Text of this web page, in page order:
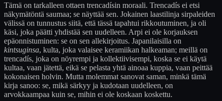
Tämä on tarkalleen ottaen trencadísin moraali. Trencadís ei etsi
näkymätöntä saumaa; se näyttää sen. Jokainen laastilinja sirpaleiden
välissä on tunnustus siitä, että tässä tapahtui rikkoutuminen, ja oli
käsi, joka päätti yhdistää sen uudelleen. Arpi ei ole korjauksen
epäonnistuminen: se on sen allekirjoitus. Japanilaisilla on
kintsuginsa, kulta, joka valaisee keramiikan halkeaman; meillä on
trencadís, joka on nöyrempi ja kollektiivisempi, koska se ei käytä
kultaa, vaan jätettä, eikä se pelasta yhtä ainoaa kuppia, vaan peittää
kokonaisen holvin. Mutta molemmat sanovat saman, minkä tämä
kirja sanoo: se, mikä särkyy ja kudotaan uudelleen, on
arvokkaampaa kuin se, mihin ei ole koskaan koskettu.